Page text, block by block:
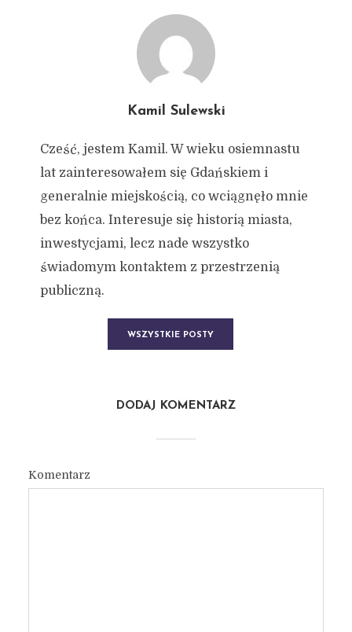
Kamil Sulewski
Cześć, jestem Kamil. W wieku osiemnastu
lat zainteresowałem się Gdańskiem i
generalnie miejskością, co wciągnęło mnie
bez końca. Interesuje się historią miasta,
inwestycjami, lecz nade wszystko
świadomym kontaktem z przestrzenią
publiczną.
WSZYSTKIE POSTY
DODAJ KOMENTARZ
Komentarz